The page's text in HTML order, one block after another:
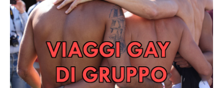
completata solo nel 1929.Circa trenta incoronazioni di
principi e re Boemi e delle loro mogli hanno avuto luogo
nella Cattedrale e per molti di loro la cattedrale è
diventata anche il luogo di riposo - circa quindici
monarchi sono seppelliti qui.L'entrata nella parte neo-
gotica è libera, la parte storica può essere visitata
acquistando un biglietto, che dà l'accesso al coro e alle